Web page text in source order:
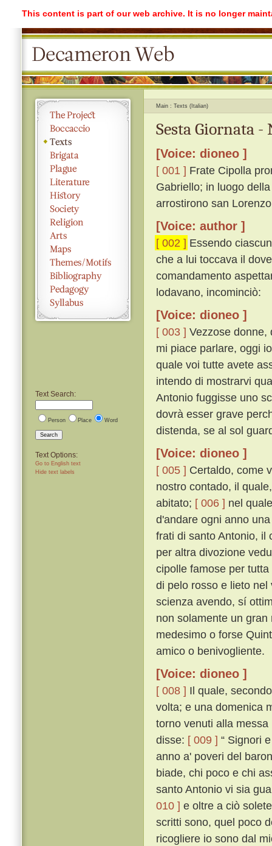
This content is part of our web archive. It is no longer
Text Search:
Person Place Word
Search
Text Options:
Go to English text
Hide text labels
Main Texts (Italian)
Sesta Giornata -
[Voice: dioneo ]
[ 001 ] Frate Cipolla
Gabriello; in luogo
arrostirono san
[Voice: author ]
[ 002 ] Essendo
che a lui toccava il
comandamento
lodavano, incominciò:
[Voice: dioneo ]
[ 003 ] Vezzose donne,
mi piace parlare, oggi
quale voi tutte avete
intendo di mostrarvi
Antonio fuggisse uno
dovrà esser grave
distenda, se al sol
[Voice: dioneo ]
[ 005 ] Certaldo, come
nostro contado, il
abitato; [ 006 ] nel
d'andare ogni anno
frati di santo Antonio, il
per altra divozione
cipolle famose per
di pelo rosso e lieto
scienza avendo, sí
non solamente un
medesimo o forse
amico o benivogliente.
[Voice: dioneo ]
[ 008 ] Il quale,
volta; e una domenica
torno venuti alla
disse: [ 009 ] “ Signori
anno a' poveri del
biade, chi poco e chi
santo Antonio vi sia
010 ] e oltre a ciò
scritti sono, quel poco
ricogliere io sono dal